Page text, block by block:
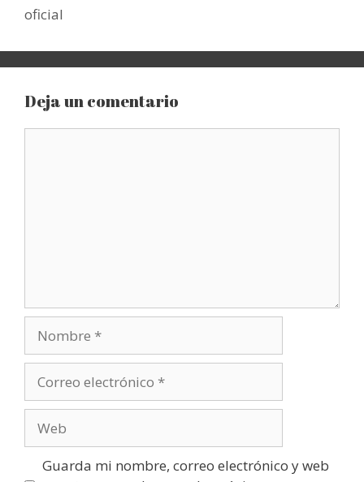
oficial
Deja un comentario
electrónico
Guarda mi nombre, correo electrónico y web